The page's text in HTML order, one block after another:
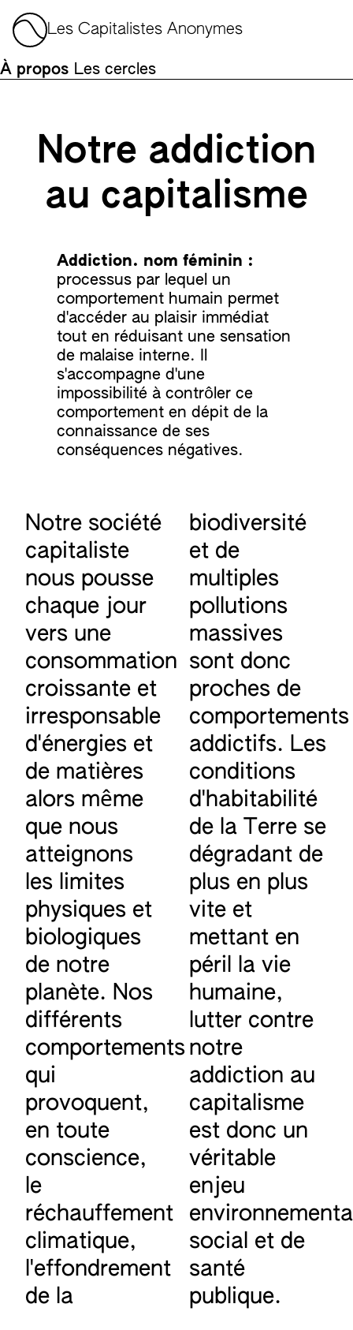
Aller au contenu
Les Capitalistes Anonymes
À propos Les cercles
Notre addiction
au capitalisme
Addiction. nom féminin :
processus par lequel un
comportement humain permet
d'accéder au plaisir immédiat
tout en réduisant une sensation
de malaise interne. Il
s'accompagne d'une
impossibilité à contrôler ce
comportement en dépit de la
connaissance de ses
conséquences négatives.
Notre société
capitaliste
nous pousse
chaque jour
vers une
consommation
croissante et
irresponsable
d'énergies et
de matières
alors même
que nous
atteignons
les limites
physiques et
biologiques
de notre
planète. Nos
différents
comportements
qui
provoquent,
en toute
conscience,
le
réchauffement
climatique,
l'effondrement
de la
biodiversité
et de
multiples
pollutions
massives
sont donc
proches de
comportements
addictifs. Les
conditions
d'habitabilité
de la Terre se
dégradant de
plus en plus
vite et
mettant en
péril la vie
humaine,
lutter contre
notre
addiction au
capitalisme
est donc un
véritable
enjeu
social et de
santé
publique.